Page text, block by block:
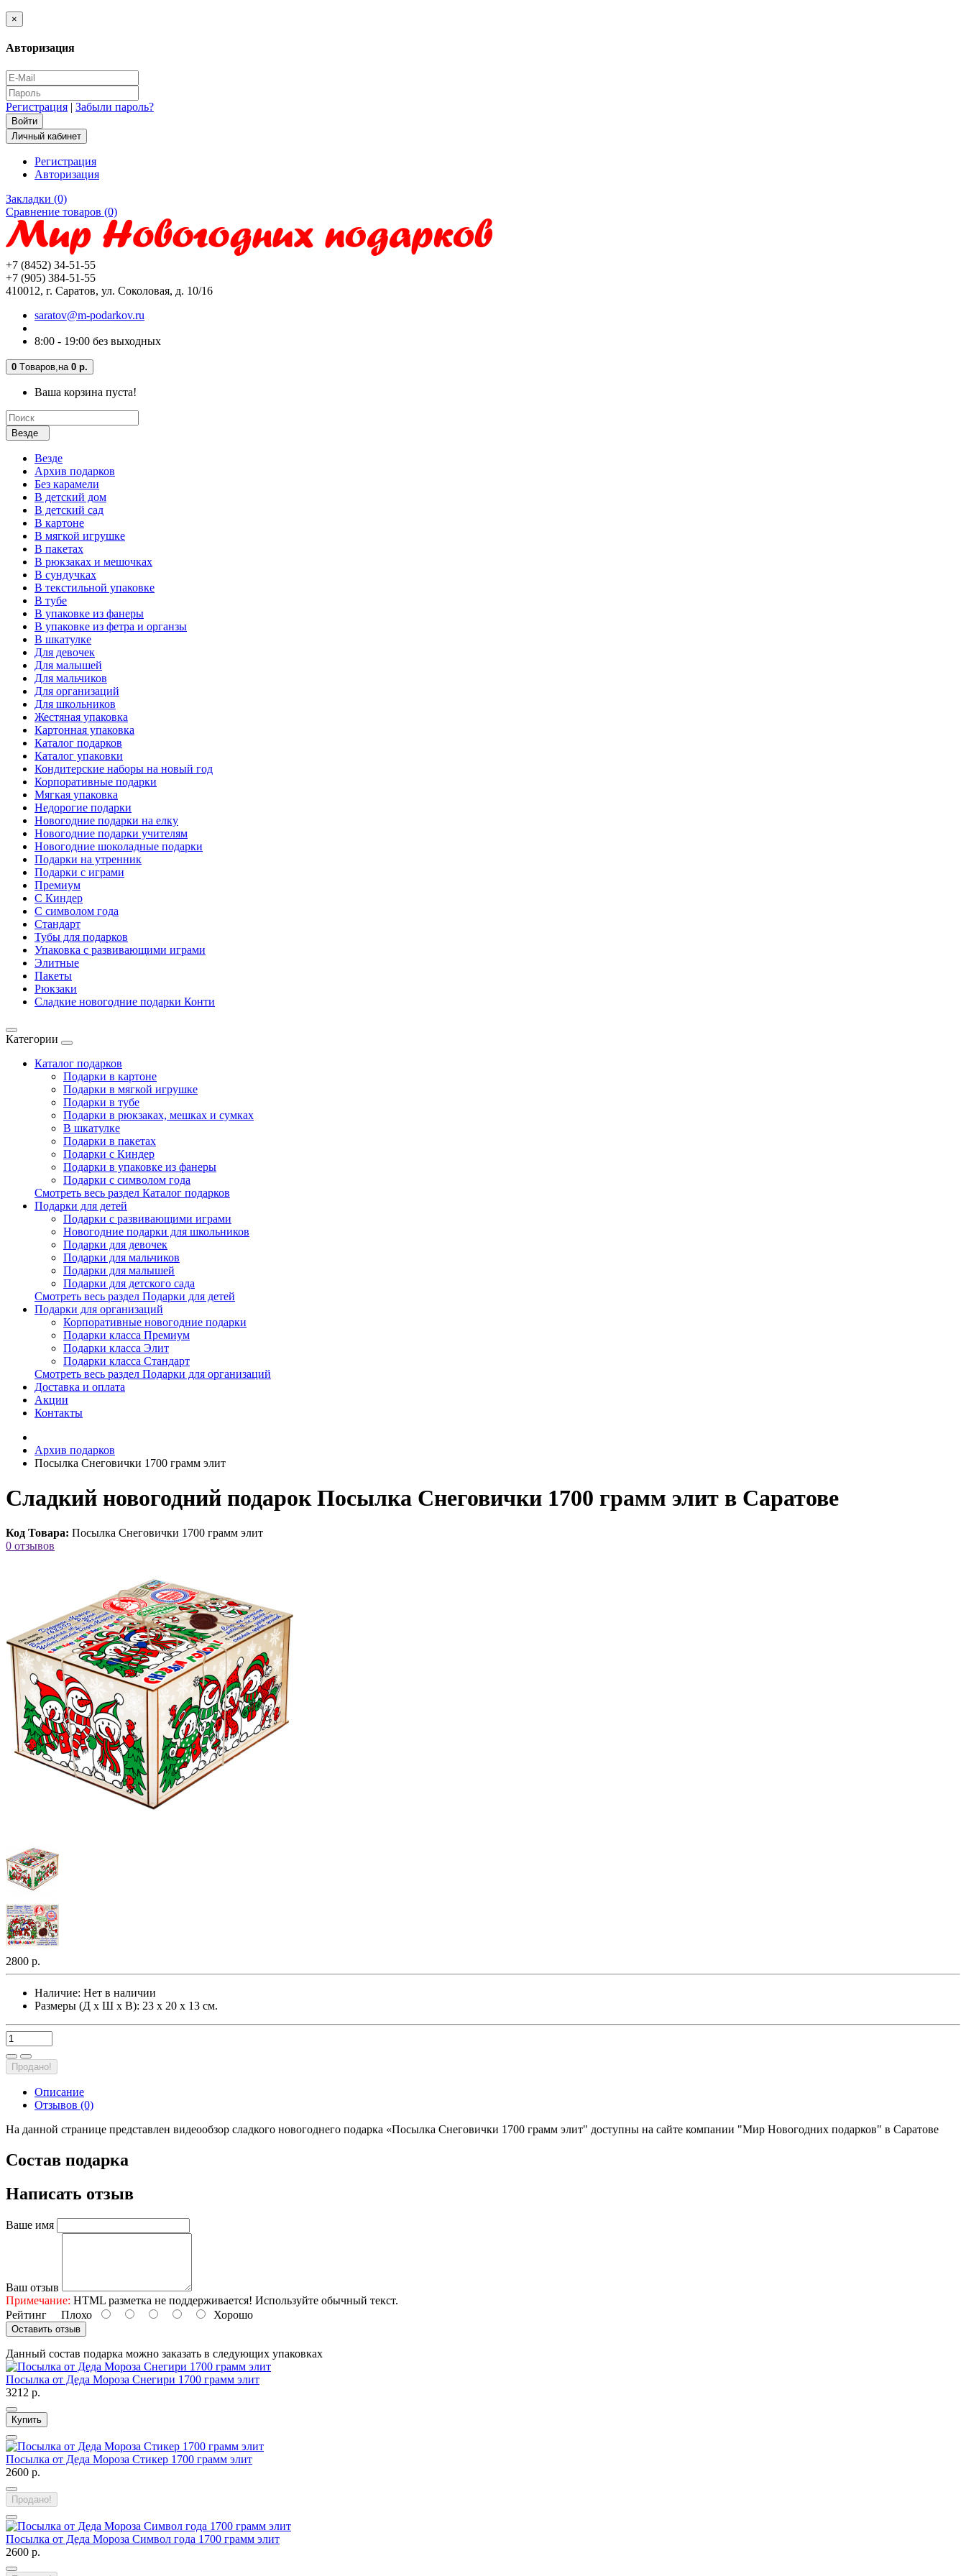
×
Авторизация
Регистрация | Забыли пароль?
Личный кабинет
Регистрация
Авторизация
Закладки (0)
Сравнение товаров (0)
+7 (8452) 34-51-55
+7 (905) 384-51-55
410012, г. Саратов, ул. Соколовая, д. 10/16
saratov@m-podarkov.ru
8:00 - 19:00 без выходных
0 Tоваров, на 0 р.
Ваша корзина пуста!
Везде
Везде
Архив подарков
Без карамели
В детский дом
В детский сад
В картоне
В мягкой игрушке
В пакетах
В рюкзаках и мешочках
В сундучках
В текстильной упаковке
В тубе
В упаковке из фанеры
В упаковке из фетра и органзы
В шкатулке
Для девочек
Для малышей
Для мальчиков
Для организаций
Для школьников
Жестяная упаковка
Картонная упаковка
Каталог подарков
Каталог упаковки
Кондитерские наборы на новый год
Корпоративные подарки
Мягкая упаковка
Недорогие подарки
Новогодние подарки на елку
Новогодние подарки учителям
Новогодние шоколадные подарки
Подарки на утренник
Подарки с играми
Премиум
С Киндер
С символом года
Стандарт
Тубы для подарков
Упаковка с развивающими играми
Элитные
Пакеты
Рюкзаки
Сладкие новогодние подарки Конти
Категории
Каталог подарков
Подарки в картоне
Подарки в мягкой игрушке
Подарки в тубе
Подарки в рюкзаках, мешках и сумках
В шкатулке
Подарки в пакетах
Подарки с Киндер
Подарки в упаковке из фанеры
Подарки с символом года
Смотреть весь раздел Каталог подарков
Подарки для детей
Подарки с развивающими играми
Новогодние подарки для школьников
Подарки для девочек
Подарки для мальчиков
Подарки для малышей
Подарки для детского сада
Смотреть весь раздел Подарки для детей
Подарки для организаций
Корпоративные новогодние подарки
Подарки класса Премиум
Подарки класса Элит
Подарки класса Стандарт
Смотреть весь раздел Подарки для организаций
Доставка и оплата
Акции
Контакты
Архив подарков
Посылка Снеговички 1700 грамм элит
Сладкий новогодний подарок Посылка Снеговички 1700 грамм элит в Саратове
Код Товара: Посылка Снеговички 1700 грамм элит
0 отзывов
2800 р.
Наличие: Нет в наличии
Размеры (Д х Ш х В): 23 х 20 х 13 см.
Продано!
Описание
Отзывов (0)
На данной странице представлен видеообзор сладкого новогоднего подарка «Посылка Снеговички 1700 грамм элит" доступны на сайте компании "Мир Новогодних подарков" в Саратове
Состав подарка
Написать отзыв
Ваше имя
Ваш отзыв
Примечание: HTML разметка не поддерживается! Используйте обычный текст.
Рейтинг Плохо Хорошо
Оставить отзыв
Данный состав подарка можно заказать в следующих упаковках
Посылка от Деда Мороза Снегири 1700 грамм элит
3212 р.
Купить
Посылка от Деда Мороза Стикер 1700 грамм элит
2600 р.
Продано!
Посылка от Деда Мороза Символ года 1700 грамм элит
2600 р.